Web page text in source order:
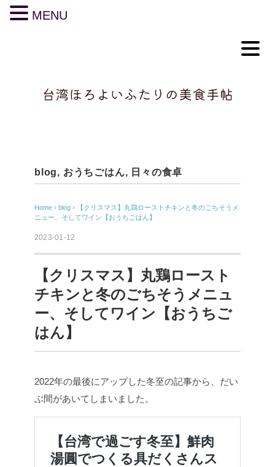
blog, おうちごはん, 日々の食卓
Home › blog ›
【クリスマス】丸鶏ローストチキンと冬のごちそうメ
ニュー、そしてワイン【おうちごはん】
2023-01-12
【クリスマス】丸鶏ロースト
チキンと冬のごちそうメニュ
ー、そしてワイン【おうちご
はん】
2022年の最後にアップした冬至の記事から、だい
ぶ間があいてしまいました。
MENU